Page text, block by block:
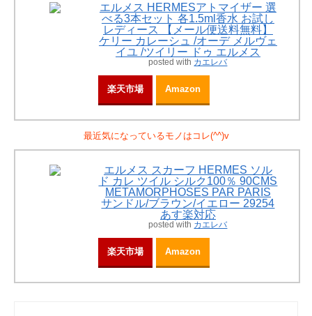
エルメス HERMESアトマイザー 選
べる3本セット 各1.5ml香水 お試し
レディース 【メール便送料無料】
ケリー カレーシュ /オーデ メルヴェ
イユ /ツイリー ドゥ エルメス
posted with カエレバ
楽天市場 Amazon
最近気になっているモノはコレ(^^)v
エルメス スカーフ HERMES ソル
ド カレ ツイル シルク100％ 90CMS
METAMORPHOSES PAR PARIS
サンドル/ブラウン/イエロー 29254
あす楽対応
posted with カエレバ
楽天市場 Amazon